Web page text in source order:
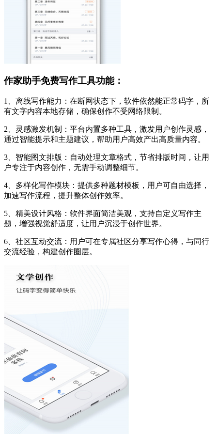
作家助手免费写作工具功能：
1、离线写作能力：在断网状态下，软件依然能正常码字，所
有文字内容本地存储，确保创作不受网络限制。
2、灵感激发机制：平台内置多种工具，激发用户创作灵感，
通过智能提示和主题建议，帮助用户高效产出高质量内容。
3、智能图文排版：自动处理文章格式，节省排版时间，让用
户专注于内容创作，无需手动调整细节。
4、多样化写作模块：提供多种题材模板，用户可自由选择，
加速写作流程，提升整体创作效率。
5、精美设计风格：软件界面简洁美观，支持自定义写作主
题，增强视觉舒适度，让用户沉浸于创作世界。
6、社区互动交流：用户可在专属社区分享写作心得，与同行
交流经验，构建创作圈层。